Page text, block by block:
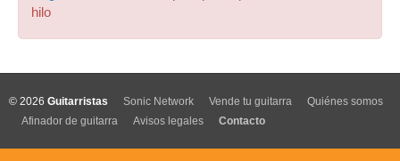
hilo
© 2026 Guitarristas Sonic Network Vende tu guitarra
Quiénes somos
Afinador de guitarra
Avisos legales Contacto